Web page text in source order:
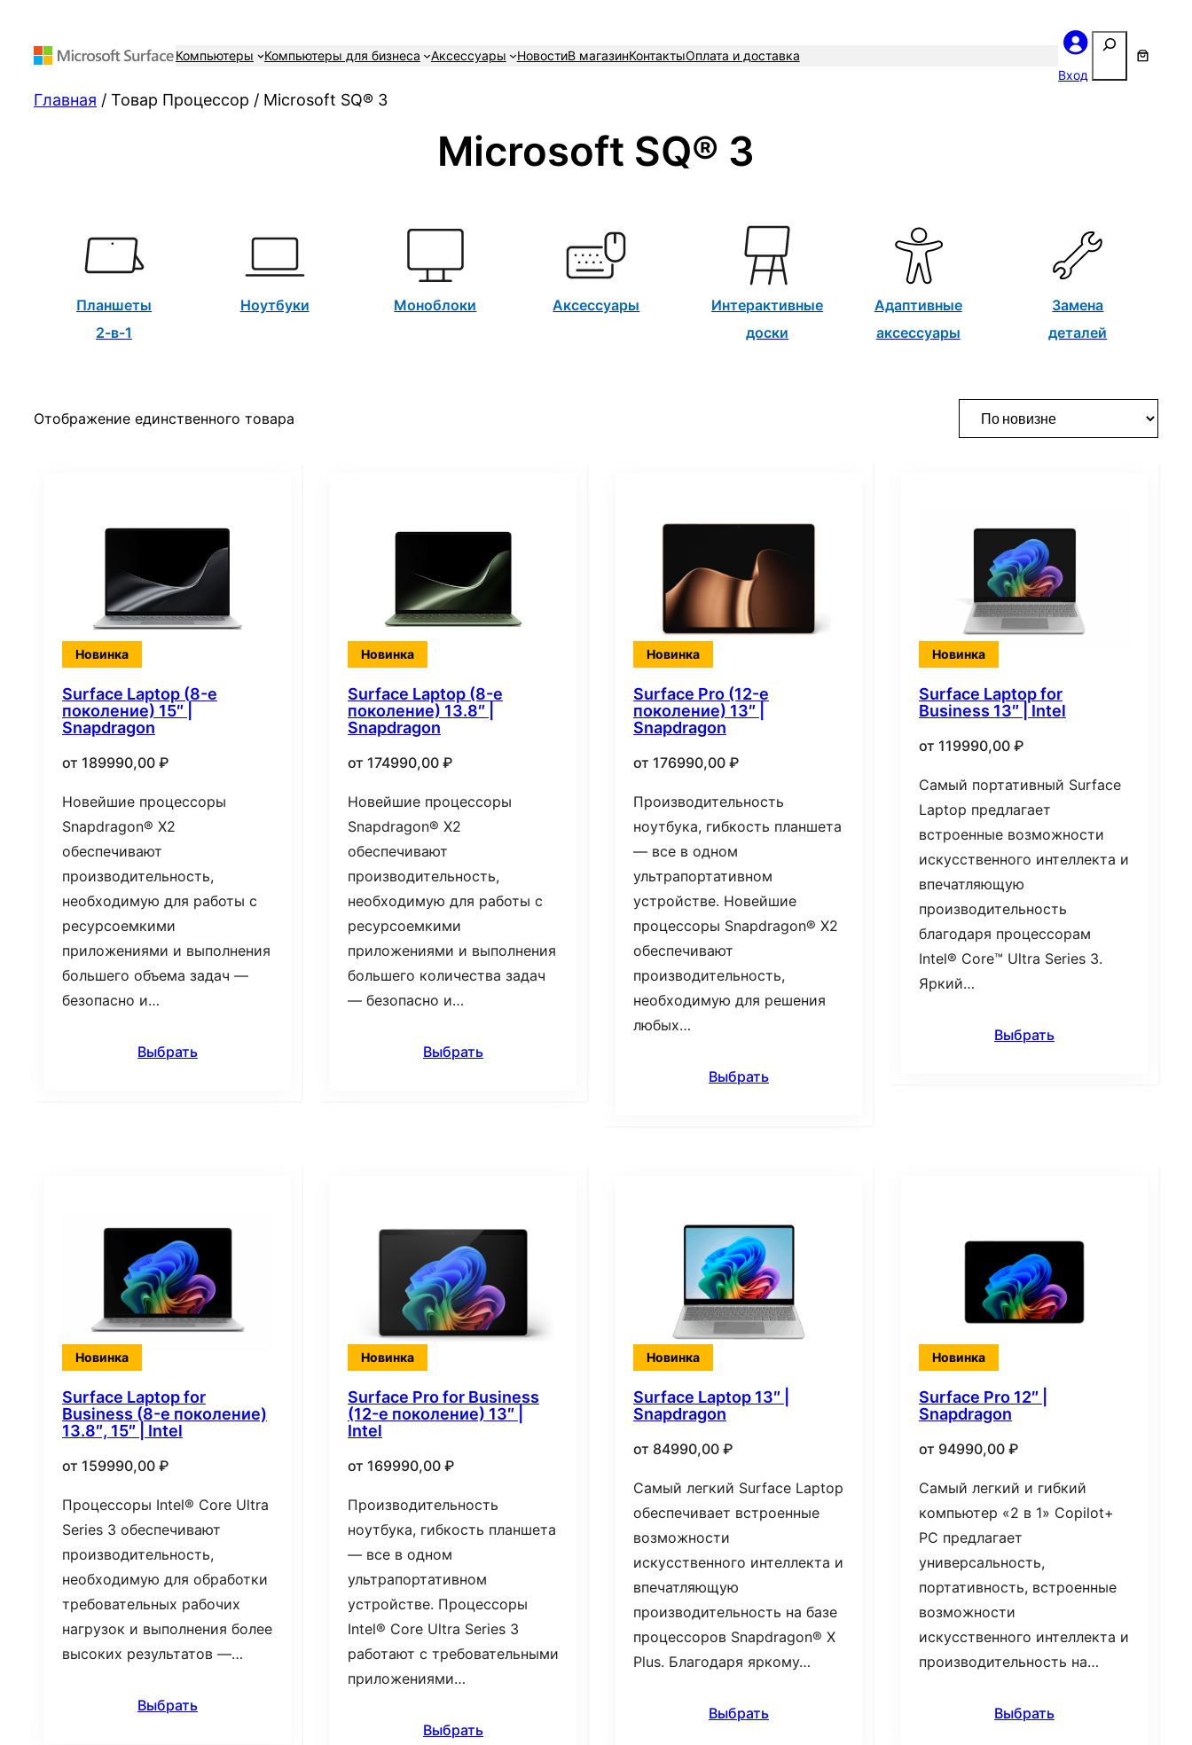
Компьютеры Компьютеры для бизнеса Аксессуары НовостиВ магазинКонтактыОплата и доставка
Вход
Поиск
Главная / Товар Процессор / Microsoft SQ® 3
Microsoft SQ® 3
Планшеты
2-в-1
Ноутбуки Моноблоки Аксессуары
Интерактивные
доски
Адаптивные
аксессуары
Замена
деталей
Отображение единственного товара
Новинка
Surface Laptop (8-е
поколение) 15″ |
Snapdragon
от 189990,00 ₽
Новейшие процессоры
Snapdragon® X2
обеспечивают
производительность,
необходимую для работы с
ресурсоемкими
приложениями и выполнения
большего объема задач —
безопасно и…
Выбрать
Новинка
Surface Laptop (8-е
поколение) 13.8″ |
Snapdragon
от 174990,00 ₽
Новейшие процессоры
Snapdragon® X2
обеспечивают
производительность,
необходимую для работы с
ресурсоемкими
приложениями и выполнения
большего количества задач
— безопасно и…
Выбрать
Новинка
Surface Pro (12-е
поколение) 13″ |
Snapdragon
от 176990,00 ₽
Производительность
ноутбука, гибкость планшета
— все в одном
ультрапортативном
устройстве. Новейшие
процессоры Snapdragon® X2
обеспечивают
производительность,
необходимую для решения
любых…
Выбрать
Новинка
Surface Laptop for
Business 13″ | Intel
от 119990,00 ₽
Самый портативный Surface
Laptop предлагает
встроенные возможности
искусственного интеллекта и
впечатляющую
производительность
благодаря процессорам
Intel® Core™ Ultra Series 3.
Яркий…
Выбрать
Новинка
Surface Laptop for
Business (8-е поколение)
13.8″, 15″ | Intel
от 159990,00 ₽
Процессоры Intel® Core Ultra
Series 3 обеспечивают
производительность,
необходимую для обработки
требовательных рабочих
нагрузок и выполнения более
высоких результатов —…
Выбрать
Новинка
Surface Pro for Business
(12-е поколение) 13″ |
Intel
от 169990,00 ₽
Производительность
ноутбука, гибкость планшета
— все в одном
ультрапортативном
устройстве. Процессоры
Intel® Core Ultra Series 3
работают с требовательными
приложениями…
Выбрать
Новинка
Surface Laptop 13″ |
Snapdragon
от 84990,00 ₽
Самый легкий Surface Laptop
обеспечивает встроенные
возможности
искусственного интеллекта и
впечатляющую
производительность на базе
процессоров Snapdragon® X
Plus. Благодаря яркому…
Выбрать
Новинка
Surface Pro 12″ |
Snapdragon
от 94990,00 ₽
Самый легкий и гибкий
компьютер «2 в 1» Copilot+
PC предлагает
универсальность,
портативность, встроенные
возможности
искусственного интеллекта и
производительность на…
Выбрать